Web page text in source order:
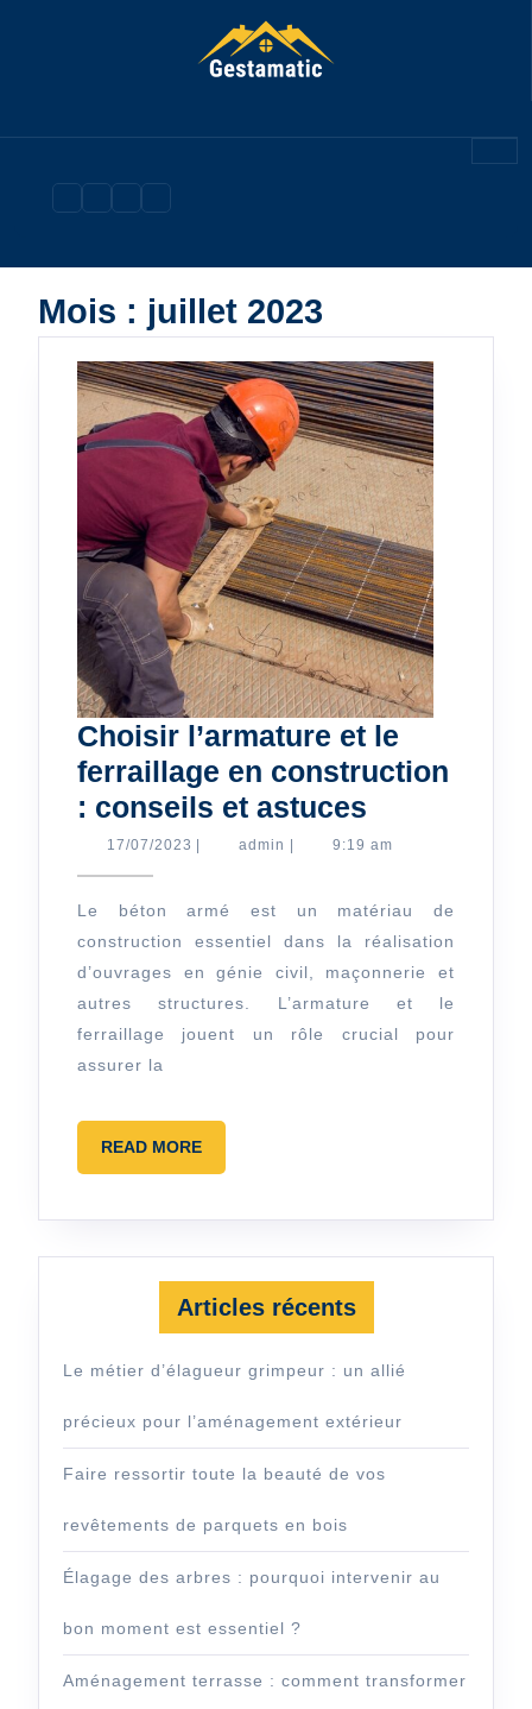
Mois : juillet 2023
Choisir l’armature et le
ferraillage en construction
: conseils et astuces
l’armature
le
ferraillage
en
17/07/2023 17/07/2023
| admin admin
| 9:19 am
Le béton armé est un matériau de
construction essentiel dans la réalisation
d’ouvrages en génie civil, maçonnerie et
autres structures. L’armature et le
ferraillage jouent un rôle crucial pour
assurer la
READ MOREREAD
MORE
Articles récents
Le métier d’élagueur grimpeur : un allié
précieux pour l’aménagement extérieur
Faire ressortir toute la beauté de vos
revêtements de parquets en bois
Élagage des arbres : pourquoi intervenir au
bon moment est essentiel ?
Aménagement terrasse : comment transformer